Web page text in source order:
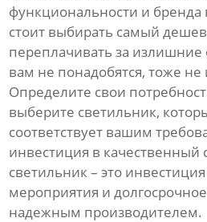
функциональности и бренда
стоит выбирать самый
переплачивать за
вам не понадобятся, тоже
Определите свои
выберите светильник,
соответствует вашим
инвестиция в качественный
светильник – это
мероприятия и
надежным производителем.